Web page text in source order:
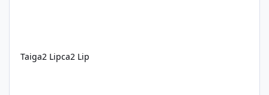
Taiga2 Lipca2 Lip